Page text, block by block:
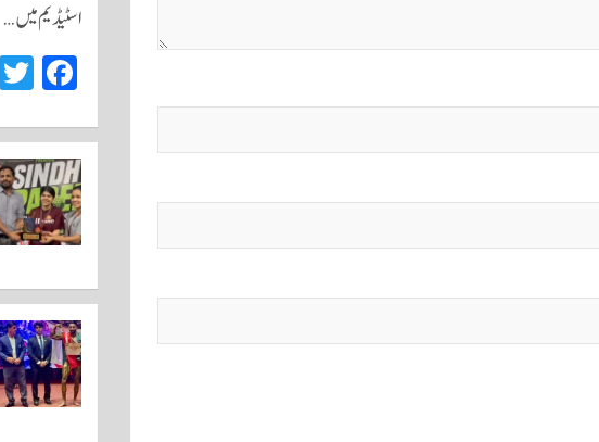
اسٹیڈیم میں…
Fa
ce
bo
ok